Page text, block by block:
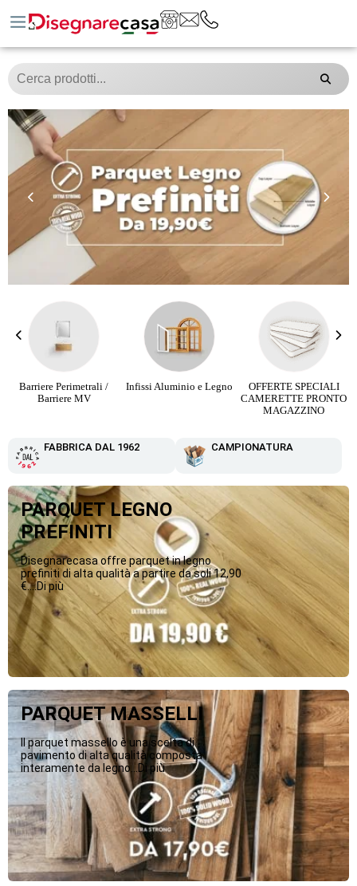
Barriere Perimetrali /
Barriere MV
Infissi Aluminio e Legno
OFFERTE SPECIALI
CAMERETTE PRONTO
MAGAZZINO
FABBRICA DAL 1962 CAMPIONATURA
PARQUET LEGNO
PREFINITI
Disegnarecasa offre parquet in legno
prefiniti di alta qualità a partire da soli 12,90
€....Di più
PARQUET MASSELLI
Il parquet massello è una scelta di
pavimento di alta qualità composta
interamente da legno...Di più